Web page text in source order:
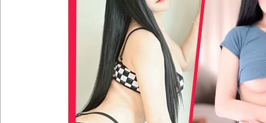
กระแส